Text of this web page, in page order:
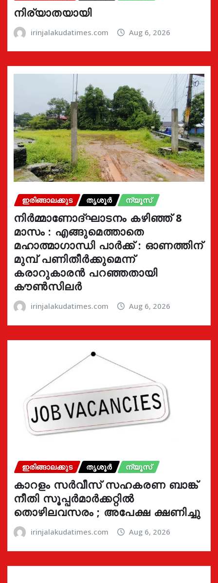
നിര്യാതയായി
irinjalakudatimes.com Aug 6, 2026
ഇരിങ്ങാലക്കുട തൃശൂർ ന്യൂസ്
നിർമ്മാണോദ്ഘാടനം കഴിഞ്ഞ് 8
മാസം : എങ്ങുമെത്താതെ
മഹാത്മാഗാന്ധി പാർക്ക് : ഓണത്തിന്
മുമ്പ് പണിതീർക്കുമെന്ന്
കരാറുകാരൻ പറഞ്ഞതായി
കൗൺസിലർ
irinjalakudatimes.com Aug 6, 2026
ഇരിങ്ങാലക്കുട തൃശൂർ ന്യൂസ്
കാറളം സർവീസ് സഹകരണ ബാങ്ക്
നീതി സൂപ്പർമാർക്കറ്റിൽ
തൊഴിലവസരം ; അപേക്ഷ ക്ഷണിച്ചു
irinjalakudatimes.com Aug 6, 2026